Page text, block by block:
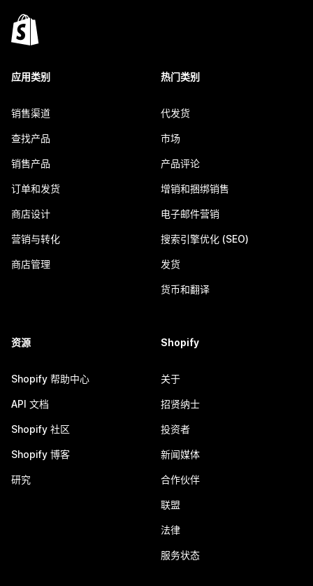
应用类别
销售渠道
查找产品
销售产品
订单和发货
商店设计
营销与转化
商店管理
热门类别
代发货
市场
产品评论
增销和捆绑销售
电子邮件营销
搜索引擎优化 (SEO)
发货
货币和翻译
资源
Shopify 帮助中心
API 文档
Shopify 社区
Shopify 博客
研究
Shopify
关于
招贤纳士
投资者
新闻媒体
合作伙伴
联盟
法律
服务状态